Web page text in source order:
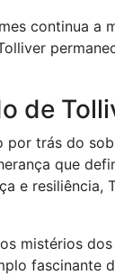
continua a
de
trás do
que
e resiliência,
mistérios
fascinante